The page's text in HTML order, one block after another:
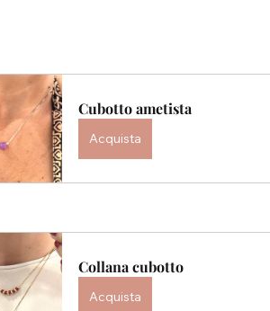
Cubotto ametista
Acquista
Collana cubotto
Acquista